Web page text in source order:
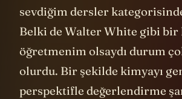
sevdiğim dersler
Belki de Walter White gibi bir
öğretmenim olsaydı durum
olurdu. Bir şekilde kimyayı
perspektifle değerlendirme